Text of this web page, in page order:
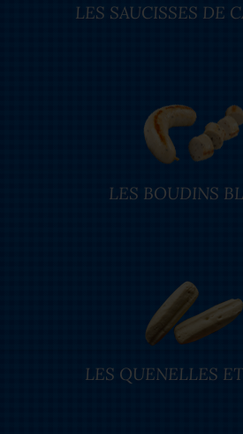
LES SAUCISSES DE
LES BOUDINS
LES QUENELLES